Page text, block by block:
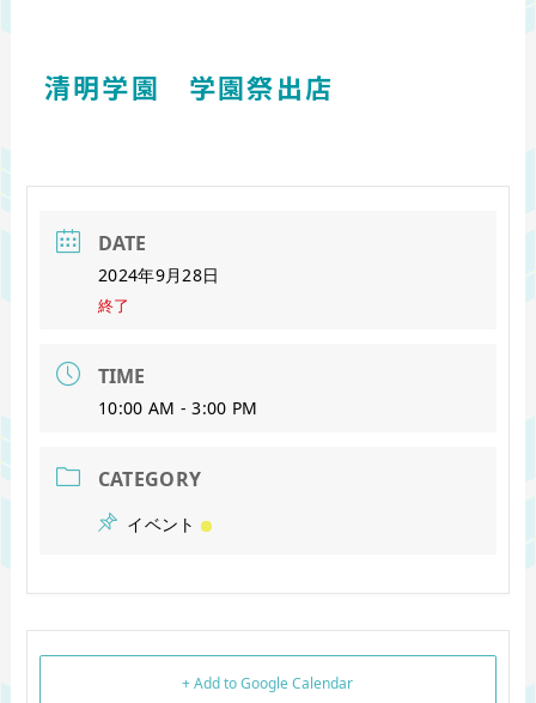
清明学園 学園祭出店
DATE
2024年9月28日
終了
TIME
10:00 AM - 3:00 PM
CATEGORY
イベント
+ Add to Google Calendar